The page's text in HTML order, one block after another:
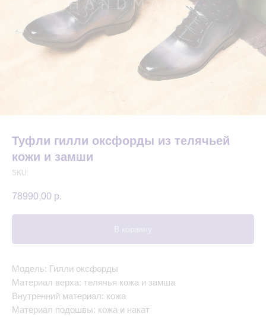
Туфли гилли оксфорды из телячьей
кожи и замши
SKU:
78990,00 р.
В корзину
Модель: Гилли оксфорды
Материал верха: телячья кожа и замша
Внутренний материал: кожа
Материал подошвы: кожа и накат